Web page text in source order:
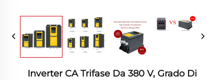
Inverter CA Trifase Da 380 V, Grado Di